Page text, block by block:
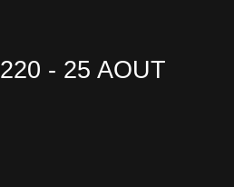
- 25 AOUT